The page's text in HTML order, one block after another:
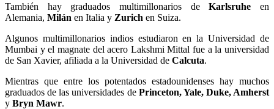
También hay graduados multimillonarios deKarlsruhe en
Alemania, Milán en Italia y Zurich en Suiza.
Algunos multimillonarios indios estudiaron en la Universidad de
Mumbai y el magnate del acero Lakshmi Mittal fue a la universidad
de San Xavier, afiliada a la Universidad de Calcuta.
Mientras que entre los potentados estadounidenses hay muchos
graduados de las universidades de Princeton, Yale, Duke, Amherst
y Bryn Mawr.